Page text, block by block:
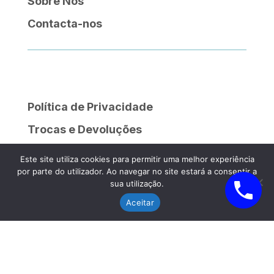
Contacta-nos
Política de Privacidade
Trocas e Devoluções
Livro de Reclamações
Este site utiliza cookies para permitir uma melhor experiência
por parte do utilizador. Ao navegar no site estará a consentir a
sua utilização.
Aceitar